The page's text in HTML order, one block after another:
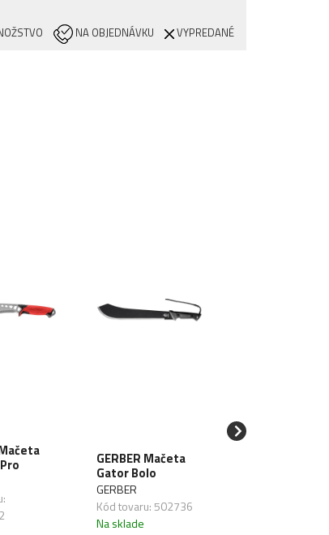
NA OBJEDNÁVKU VYPREDANÉ
GERBER Mačeta
Gator Bolo
GERBER
Kód tovaru: 502736
Na sklade
GERBER